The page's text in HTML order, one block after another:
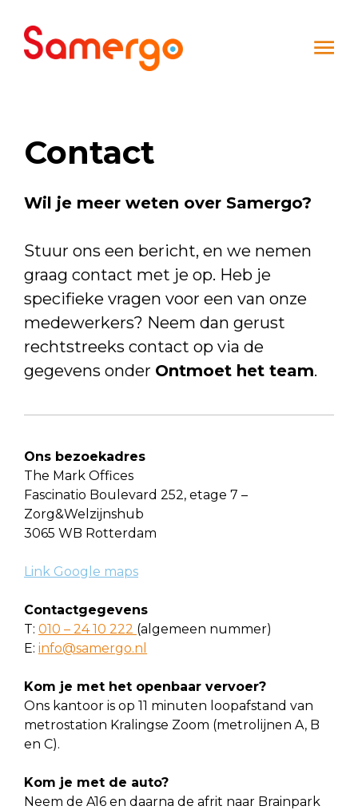
Contact
Wil je meer weten over Samergo?
Stuur ons een bericht, en we nemen
graag contact met je op. Heb je
specifieke vragen voor een van onze
medewerkers? Neem dan gerust
rechtstreeks contact op via de
gegevens onder Ontmoet het team.
Ons bezoekadres
The Mark Offices
Fascinatio Boulevard 252, etage 7 –
Zorg&Welzijnshub
3065 WB Rotterdam
Link Google maps
Contactgegevens
T: 010 – 24 10 222 (algemeen nummer)
E: info@samergo.nl
Kom je met het openbaar vervoer?
Ons kantoor is op 11 minuten loopafstand van
metrostation Kralingse Zoom (metrolijnen A, B
en C).
Kom je met de auto?
Neem de A16 en daarna de afrit naar Brainpark